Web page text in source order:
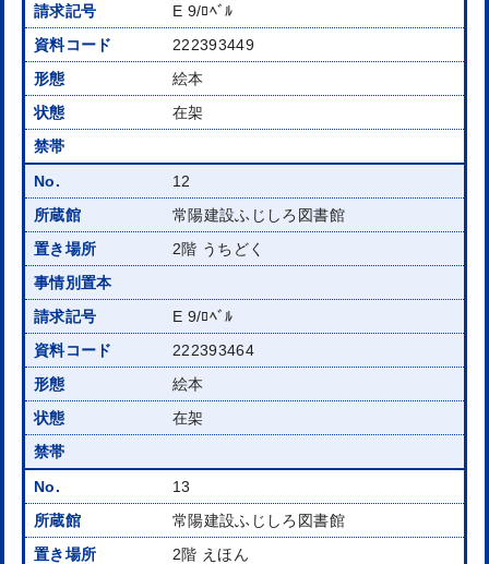
E 9/ﾛﾍﾞﾙ
222393449
絵本
在架
12
常陽建設ふじしろ図書館
2階 うちどく
E 9/ﾛﾍﾞﾙ
222393464
絵本
在架
13
常陽建設ふじしろ図書館
2階 えほん